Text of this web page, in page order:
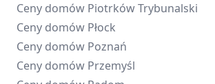
Ceny domów Piotrków Trybunalski
Ceny domów Płock
Ceny domów Poznań
Ceny domów Przemyśl